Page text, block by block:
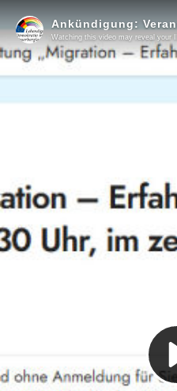
Watching this video may reveal your